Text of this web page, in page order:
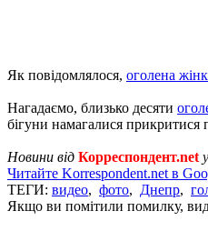
Як повідомлялося, оголена
Нагадаємо, близько десяти
бігуни намагалися прикритися
Новини від Корреспондент.net
Читайте Korrespondent.net в
ТЕГИ: видео, фото, Днепр,
Якщо ви помітили помилку,